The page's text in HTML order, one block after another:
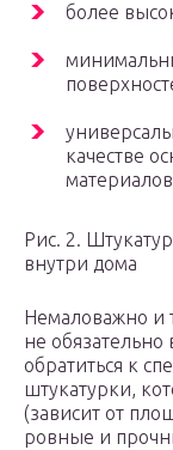
более
качестве
Рис. 2.
внутри дома
Немаловажно и
не
обратиться к
штукатурки,
(зависит от
ровные и